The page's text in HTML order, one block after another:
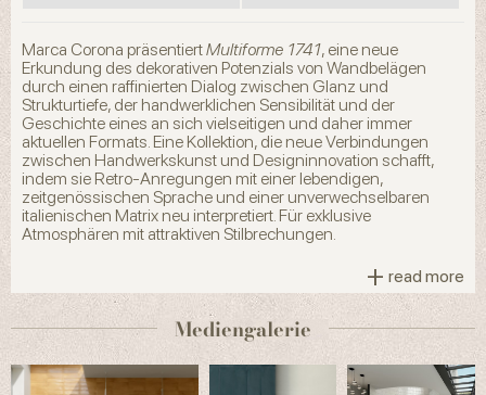
Marca Corona präsentiertMultiforme 1741, eine neue
Erkundung des dekorativen Potenzials von Wandbelägen
durch einen raffinierten Dialog zwischen Glanz und
Strukturtiefe, der handwerklichen Sensibilität und der
Geschichte eines an sich vielseitigen und daher immer
aktuellen Formats. Eine Kollektion, die neue Verbindungen
zwischen Handwerkskunst und Designinnovation schafft,
indem sie Retro-Anregungen mit einer lebendigen,
zeitgenössischen Sprache und einer unverwechselbaren
italienischen Matrix neu interpretiert. Für exklusive
Atmosphären mit attraktiven Stilbrechungen.
Acht Farben mit eigenem Akzent leuchten in einem
hochglänzenden Material, das Oberflächen eine realistische
Textur und einen lebendigen Glanz verleiht. Die Effekte werden
durch eine konkave Struktur mit maschinell bearbeiteten Ecken
noch lebendiger und tiefer, die den einzigartigen Geschmack
der handgefertigten Unvollkommenheiten wiederherstellt und
das Gefühl der Bewegung und des Glanzes noch weiter
+ read more
Mediengalerie